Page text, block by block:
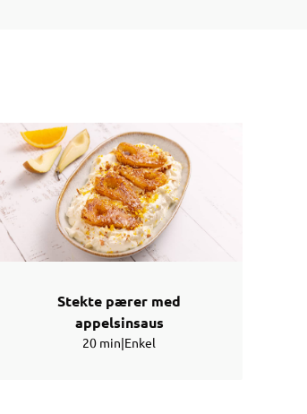
Stekte pærer med
appelsinsaus
20 min|Enkel